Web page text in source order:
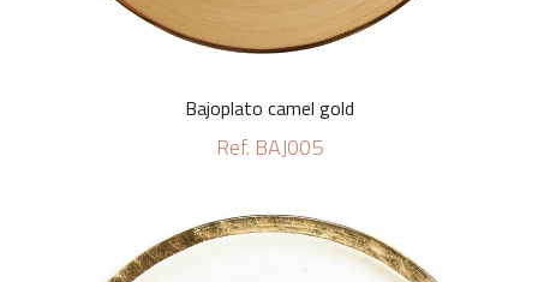
Bajoplato camel gold
Ref. BAJ005